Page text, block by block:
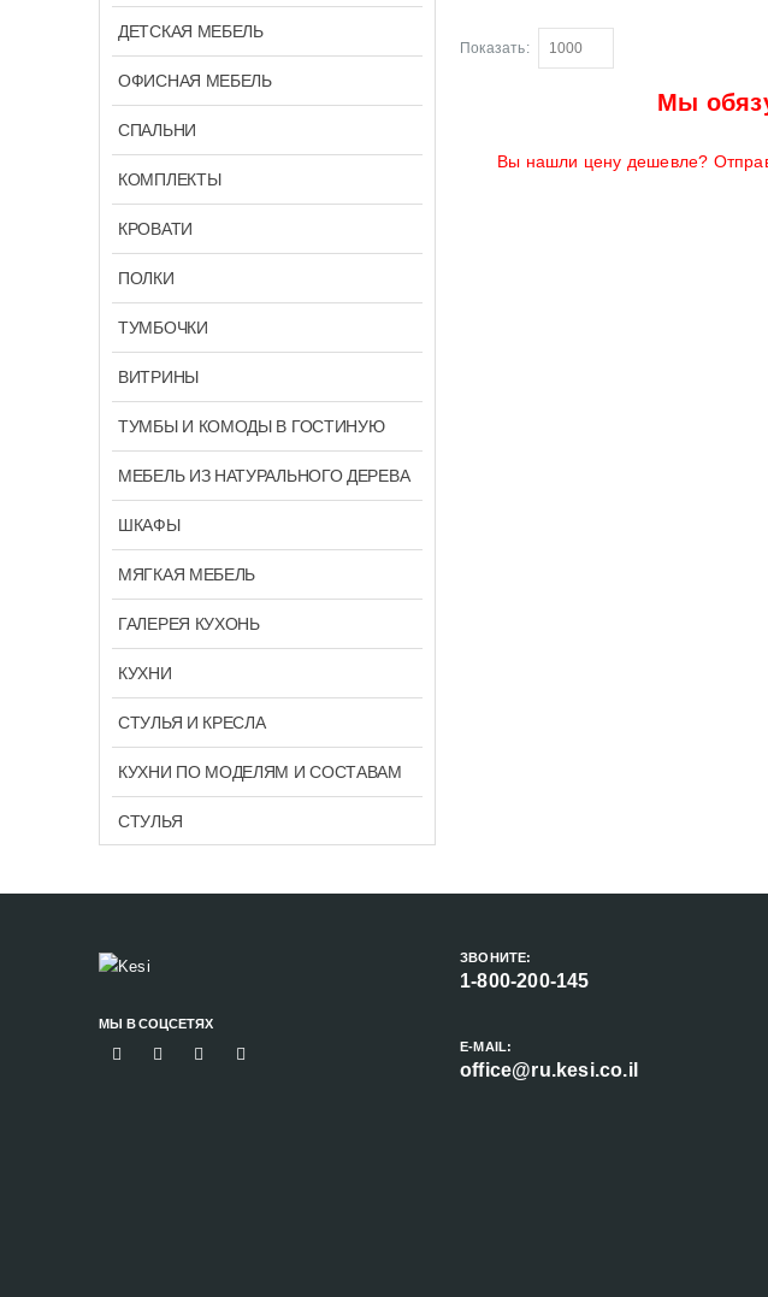
Показать:
Мы
Вы нашли цену дешевле?
ДЕТСКАЯ МЕБЕЛЬ
ОФИСНАЯ МЕБЕЛЬ
СПАЛЬНИ
КОМПЛЕКТЫ
КРОВАТИ
ПОЛКИ
ТУМБОЧКИ
ВИТРИНЫ
ТУМБЫ И КОМОДЫ В ГОСТИНУЮ
МЕБЕЛЬ ИЗ НАТУРАЛЬНОГО ДЕРЕВА
ШКАФЫ
МЯГКАЯ МЕБЕЛЬ
ГАЛЕРЕЯ КУХОНЬ
КУХНИ
СТУЛЬЯ И КРЕСЛА
КУХНИ ПО МОДЕЛЯМ И СОСТАВАМ
СТУЛЬЯ
МЫ В СОЦСЕТЯХ
ЗВОНИТЕ:
1-800-200-145
E-MAIL:
office@ru.kesi.co.il